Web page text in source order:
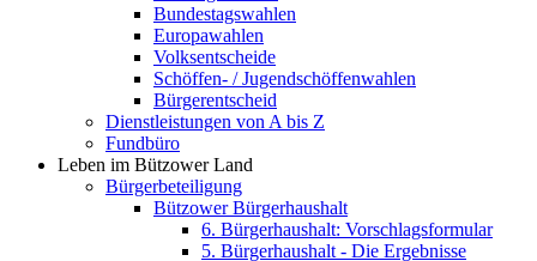
Bundestagswahlen
Europawahlen
Volksentscheide
Schöffen- / Jugendschöffenwahlen
Bürgerentscheid
Dienstleistungen von A bis Z
Fundbüro
Leben im Bützower Land
Bürgerbeteiligung
Bützower Bürgerhaushalt
6. Bürgerhaushalt: Vorschlagsformular
5. Bürgerhaushalt - Die Ergebnisse